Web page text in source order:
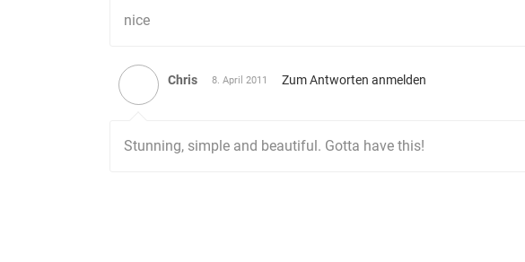
nice
Chris 8. April 2011 Zum Antworten anmelden
Stunning, simple and beautiful. Gotta have this!